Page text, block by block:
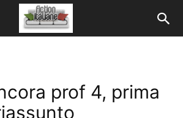
prof 4, prima